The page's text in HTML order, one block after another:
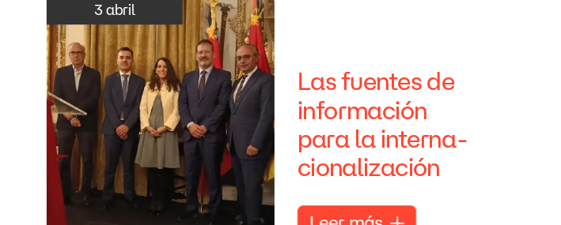
Lasfuentes de
información
para la interna-
cionalización
3 abril